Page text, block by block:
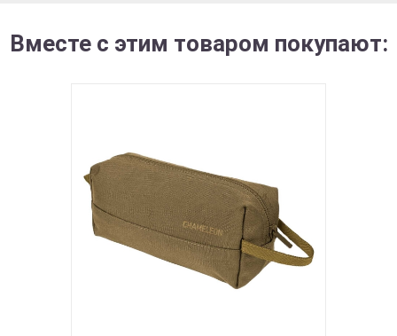
Вместе с этим товаром покупают: